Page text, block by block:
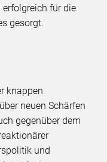
für die
gesorgt.
knappen
neuen Schärfen
gegenüber dem
und